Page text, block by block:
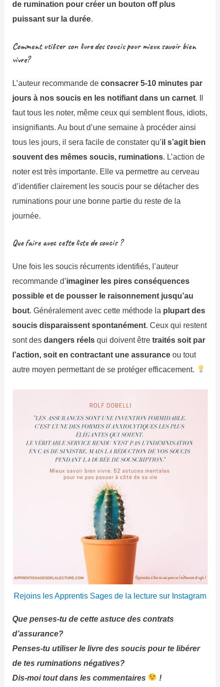
de rumination pour créer un bouton off plus
puissant sur la durée.
Comment utiliser son livre des soucis pour mieux savoir bien
vivre?
L’auteur recommande de consacrer 5-10 minutes par
jours à nos soucis en les notifiant dans un carnet. Il
faut tous les noter, même ceux qui semblent flous, idiots,
insignifiants. Au bout d’une semaine à procéder ainsi
tous les jours, il sera facile de constater qu’il s’agit bien
souvent des mêmes soucis, ruminations. L’action de
noter est très importante. Elle va permettre au cerveau
d’identifier clairement les soucis pour se détacher des
ruminations pour une bonne partie du reste de la
journée.
Que faire avec cette liste de soucis ?
Une fois les soucis récurrents identifiés, l’auteur
recommande d’imaginer les pires conséquences
possible et de pousser le raisonnement jusqu’au
bout. Généralement avec cette méthode la plupart des
soucis disparaissent spontanément. Ceux qui restent
sont desdangers réelsqui doivent êtretraités soit par
l’action, soit en contractant une assurance ou tout
autre moyen permettant de se protéger efficacement.
Rejoins les Apprentis Sages de la lecture sur Instagram
Que penses-tu de cette astuce des contrats
d’assurance?
Penses-tu utiliser le livre des soucis pour te libérer
de tes ruminations négatives?
Dis-moi tout dans les commentaires
!